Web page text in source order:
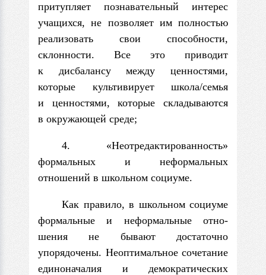
притупляет познавательный интерес
учащихся, не позволяет им полностью
реализовать свои способности,
склонности. Все это приводит
к дисбалансу между ценностями,
которые культивирует школа/семья
и ценностями, которые складываются
в окружающей среде;
4. «Неотредактированность»
формальных и неформальных
отношений в школьном социуме.
Как правило, в школьном социуме
формальные и неформальные отно­
шения не бывают достаточно
упорядочены. Неоптималъное сочетание
едино­началия и демократических